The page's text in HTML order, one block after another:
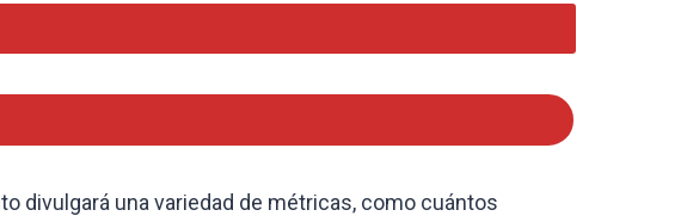
divulgará una variedad de métricas, como cuántos